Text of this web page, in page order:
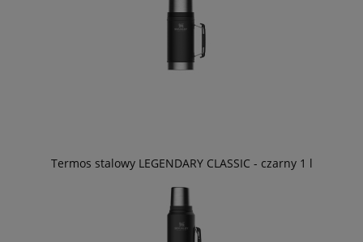
Termos stalowy LEGENDARY CLASSIC - czarny 1 l